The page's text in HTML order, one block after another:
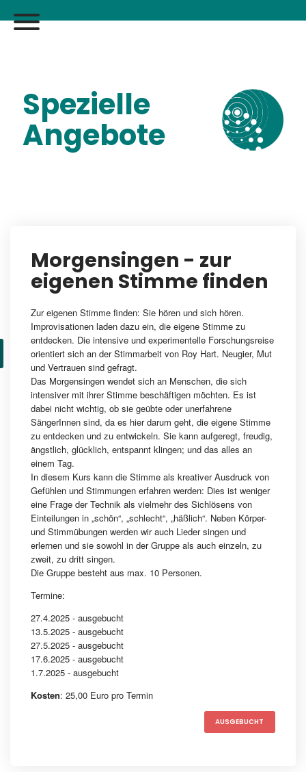
Spezielle
Angebote
Morgensingen - zur
eigenen Stimme finden
Zur eigenen Stimme finden: Sie hören und sich hören.
Improvisationen laden dazu ein, die eigene Stimme zu
entdecken. Die intensive und experimentelle Forschungsreise
orientiert sich an der Stimmarbeit von Roy Hart. Neugier, Mut
und Vertrauen sind gefragt.
Das Morgensingen wendet sich an Menschen, die sich
intensiver mit ihrer Stimme beschäftigen möchten. Es ist
dabei nicht wichtig, ob sie geübte oder unerfahrene
SängerInnen sind, da es hier darum geht, die eigene Stimme
zu entdecken und zu entwickeln. Sie kann aufgeregt, freudig,
ängstlich, glücklich, entspannt klingen; und das alles an
einem Tag.
In diesem Kurs kann die Stimme als kreativer Ausdruck von
Gefühlen und Stimmungen erfahren werden: Dies ist weniger
eine Frage der Technik als vielmehr des Sichlösens von
Einteilungen in „schön“, „schlecht“, „häßlich“. Neben Körper-
und Stimmübungen werden wir auch Lieder singen und
erlernen und sie sowohl in der Gruppe als auch einzeln, zu
zweit, zu dritt singen.
Die Gruppe besteht aus max. 10 Personen.
Termine:
27.4.2025 - ausgebucht
13.5.2025 - ausgebucht
27.5.2025 - ausgebucht
17.6.2025 - ausgebucht
1.7.2025 - ausgebucht
Kosten: 25,00 Euro pro Termin
AUSGEBUCHT